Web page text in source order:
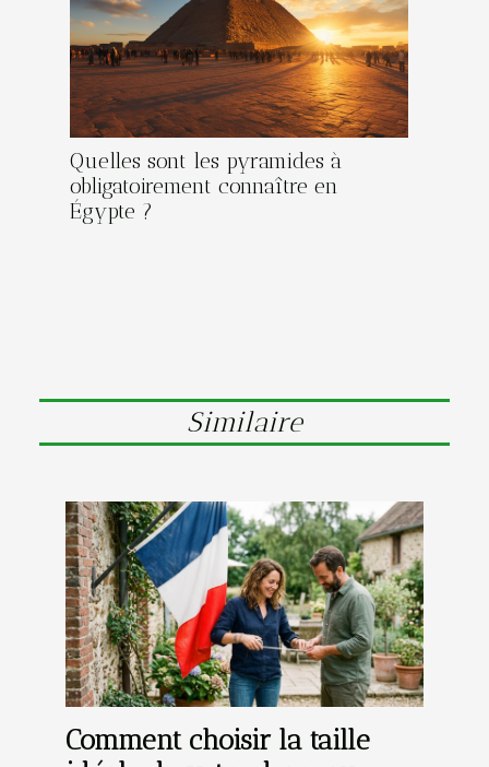
Quelles sont les pyramides à
obligatoirement connaître en
Égypte ?
Similaire
Comment choisir la taille